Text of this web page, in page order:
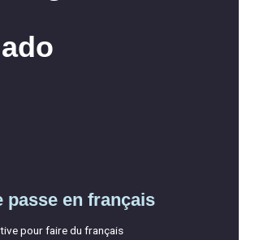
passe en français
pour faire du français